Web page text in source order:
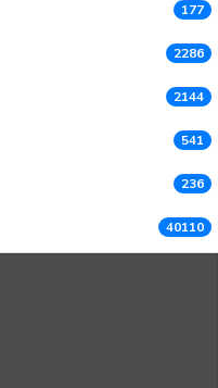
177
2286
2144
541
236
40110